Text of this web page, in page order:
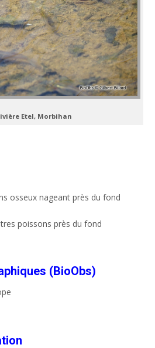
Etel, Morbihan
osseux nageant près du fond
poissons près du fond
(BioObs)